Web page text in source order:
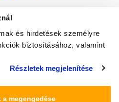
és hirdetések személyre
biztosításához, valamint
partnereinkkel megosztjuk az
Részletek megjelenítése
a megengedése